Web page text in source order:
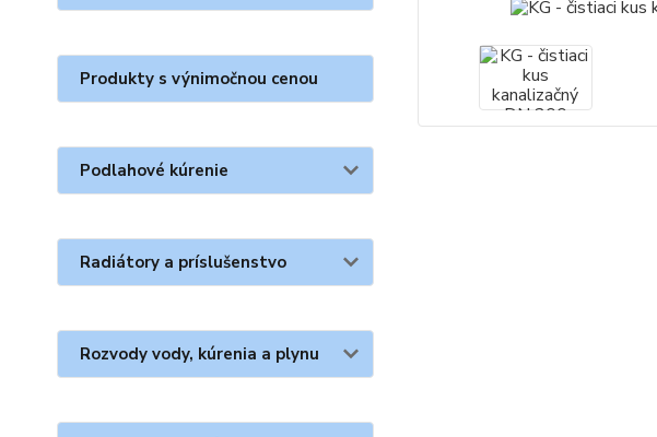
Produkty s výnimočnou cenou
Podlahové kúrenie
Radiátory a príslušenstvo
Rozvody vody, kúrenia a plynu